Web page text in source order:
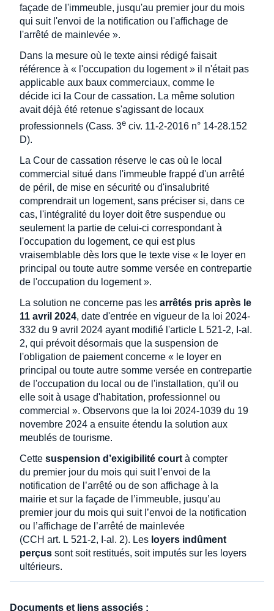
façade de l'immeuble, jusqu'au premier jour du mois
qui suit l'envoi de la notification ou l'affichage de
l'arrêté de mainlevée ».
Dans la mesure où le texte ainsi rédigé faisait
référence à « l'occupation du logement » il n'était pas
applicable aux baux commerciaux, comme le
décide ici la Cour de cassation. La même solution
avait déjà été retenue s'agissant de locaux
professionnels (Cass. 3e civ. 11-2-2016 n° 14-28.152
D).
La Cour de cassation réserve le cas où le local
commercial situé dans l'immeuble frappé d'un arrêté
de péril, de mise en sécurité ou d'insalubrité
comprendrait un logement, sans préciser si, dans ce
cas, l'intégralité du loyer doit être suspendue ou
seulement la partie de celui-ci correspondant à
l'occupation du logement, ce qui est plus
vraisemblable dès lors que le texte vise « le loyer en
principal ou toute autre somme versée en contrepartie
de l'occupation du logement ».
La solution ne concerne pas les arrêtés pris après le
11 avril 2024, date d'entrée en vigueur de la loi 2024-
332 du 9 avril 2024 ayant modifié l'article L 521-2, I-al.
2, qui prévoit désormais que la suspension de
l'obligation de paiement concerne « le loyer en
principal ou toute autre somme versée en contrepartie
de l'occupation du local ou de l'installation, qu'il ou
elle soit à usage d'habitation, professionnel ou
commercial ». Observons que la loi 2024-1039 du 19
novembre 2024 a ensuite étendu la solution aux
meublés de tourisme.
Cette suspension d’exigibilité court à compter
du premier jour du mois qui suit l’envoi de la
notification de l’arrêté ou de son affichage à la
mairie et sur la façade de l’immeuble, jusqu’au
premier jour du mois qui suit l’envoi de la notification
ou l’affichage de l’arrêté de mainlevée
(CCH art. L 521-2, I-al. 2). Les loyers indûment
perçus sont soit restitués, soit imputés sur les loyers
ultérieurs.
Documents et liens associés :